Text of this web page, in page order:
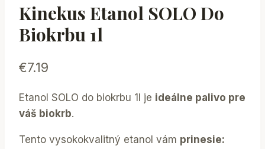
Kinekus Etanol SOLO Do
Biokrbu 1l
€7.19
Etanol SOLO do biokrbu 1l je ideálne palivo pre
váš biokrb.
Tento vysokokvalitný etanol vám prinesie: